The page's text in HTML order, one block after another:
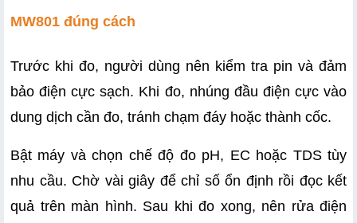
MW801 đúng cách
Trước khi đo, người dùng nên kiểm tra pin và đảm
bảo điện cực sạch. Khi đo, nhúng đầu điện cực vào
dung dịch cần đo, tránh chạm đáy hoặc thành cốc.
Bật máy và chọn chế độ đo pH, EC hoặc TDS tùy
nhu cầu. Chờ vài giây để chỉ số ổn định rồi đọc kết
quả trên màn hình. Sau khi đo xong, nên rửa điện